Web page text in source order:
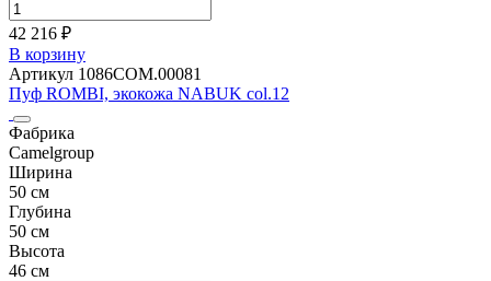
42 216 ₽
В корзину
Артикул 1086СОМ.00081
Пуф ROMBI, экокожа NABUK col.12
Фабрика
Camelgroup
Ширина
50 см
Глубина
50 см
Высота
46 см